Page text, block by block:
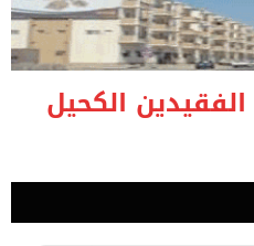
الكحيل